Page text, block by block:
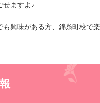
せますよ♪
も興味がある方、錦糸町校で